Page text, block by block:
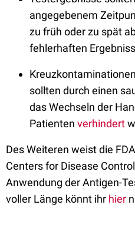
angegebenem
zu früh oder zu spät
fehlerhaften
sollten durch einen
das Wechseln der
Patienten verhindert
Des Weiteren weist die
Centers for Disease
Anwendung der Antigen-
voller Länge könnt ihr hier